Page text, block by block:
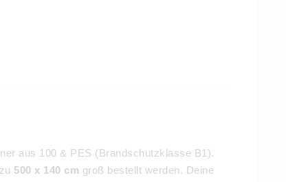
aus 100 & PES (Brandschutzklasse B1).
500 x 140 cm groß bestellt werden. Deine